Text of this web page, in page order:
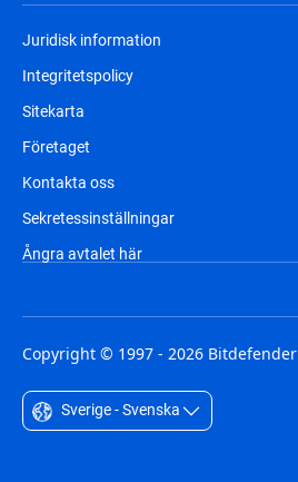
Juridisk information
Integritetspolicy
Sitekarta
Företaget
Kontakta oss
Sekretessinställningar
Ångra avtalet här
Copyright © 1997 - 2026 Bitdefender
Sverige - Svenska